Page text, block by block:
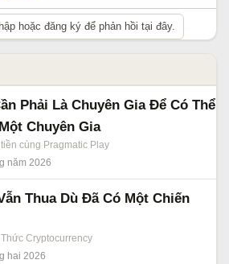
hoặc đăng ký để phản hồi tại đây.
Phải Là Chuyên Gia Để Có Thể
Chuyên Gia
cùng Pragmatic Play
năm 2026
Thua Dù Đã Có Một Chiến
Cryptocurrency
hai 2026